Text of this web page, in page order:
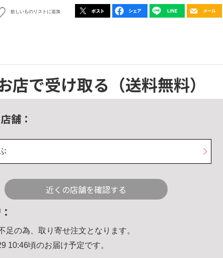
欲しいものリストに追加
店で受け取る （送料無料）
舗：
近くの店舗を確認する
足の為、取り寄せ注文となります。
10:46頃のお届け予定です。